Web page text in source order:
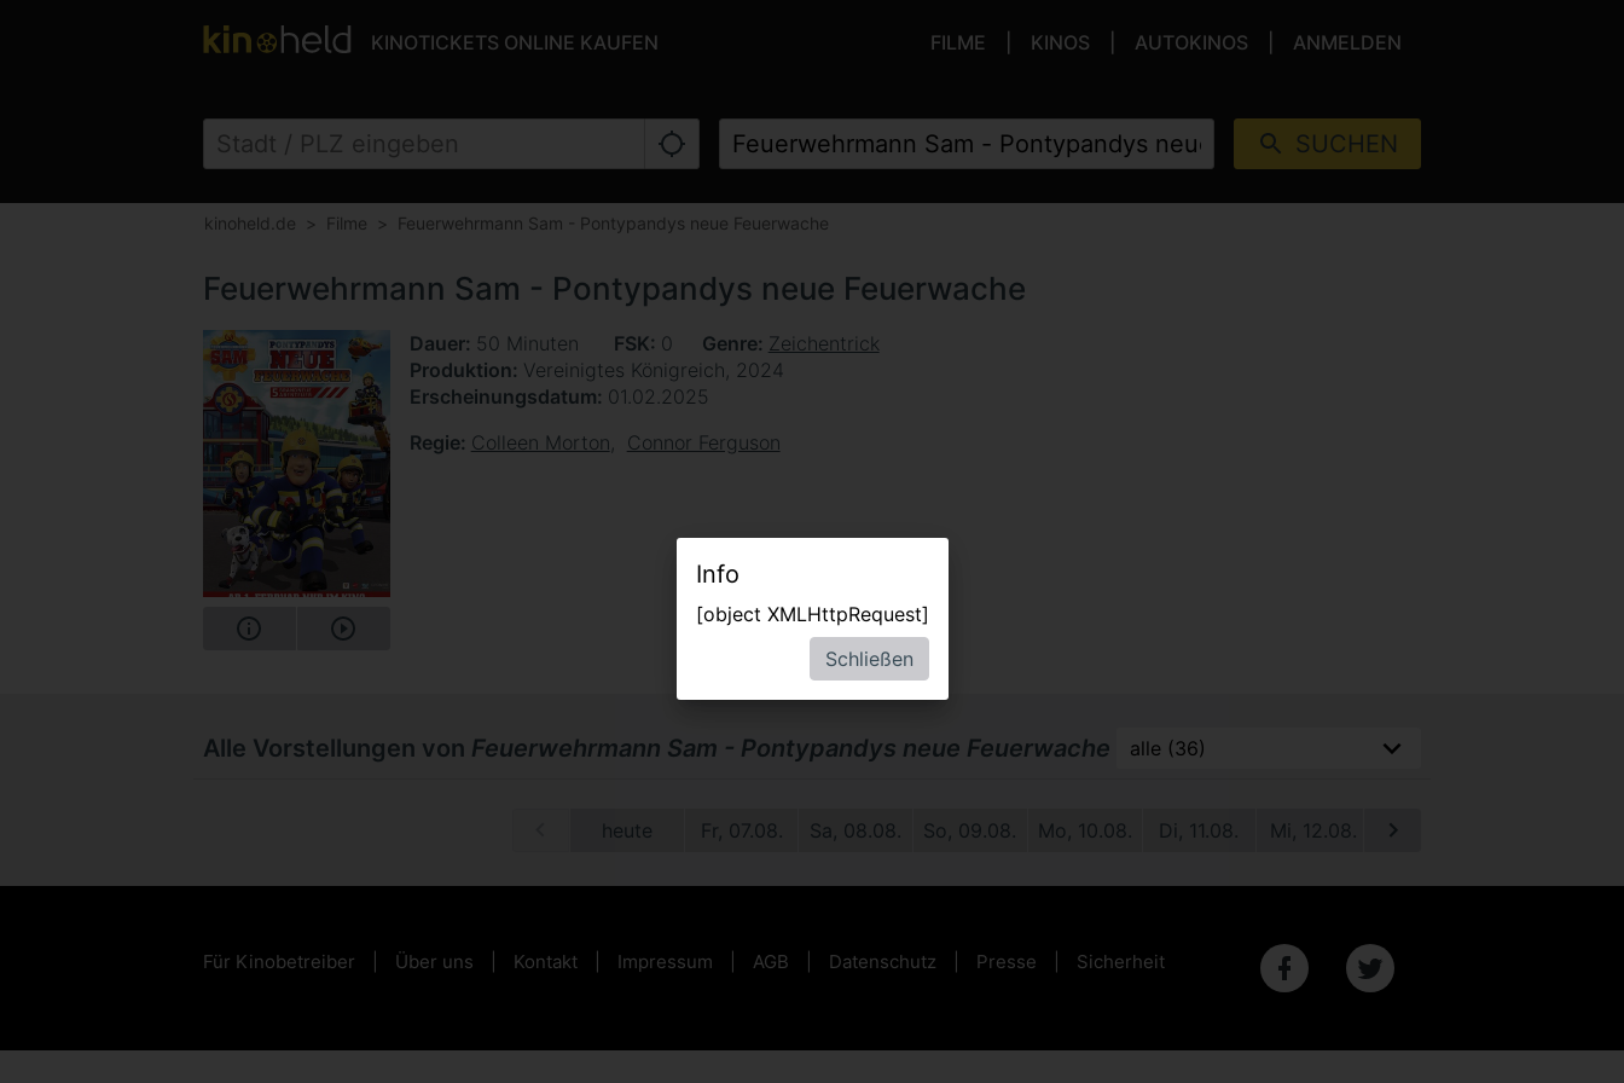
KINOTICKETS ONLINE KAUFEN FILME KINOS AUTOKINOS ANMELDEN
SUCHEN
kinoheld.de Filme Feuerwehrmann Sam - Pontypandys neue Feuerwache
Feuerwehrmann Sam - Pontypandys neue Feuerwache
Dauer 50 Minuten FSK 0 Genre Zeichentrick
Produktion Vereinigtes Königreich, 2024
Erscheinungsdatum 01.02.2025
Regie Colleen Morton Connor Ferguson
Alle Vorstellungen von Feuerwehrmann Sam - Pontypandys neue Feuerwache
heute Fr, 07.08. Sa, 08.08. So, 09.08. Mo, 10.08. Di, 11.08. Mi, 12.08. Do, 13.08.
Für Kinobetreiber Über uns Kontakt Impressum AGB Datenschutz Presse Sicherheit
Info
[object XMLHttpRequest]
Schließen